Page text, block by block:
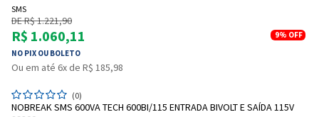
SMS
DE R$ 1.221,90
R$ 1.060,11
NO PIX OU BOLETO
9% OFF
Ou em até 6x de R$ 185,98
(0)
NOBREAK SMS 600VA TECH 600BI/115 ENTRADA BIVOLT E SAÍDA 115V